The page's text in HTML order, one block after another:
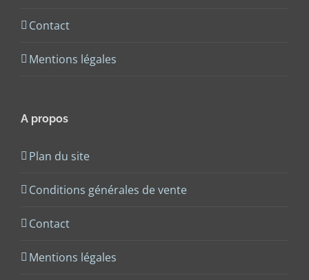
Contact
Mentions légales
A propos
Plan du site
Conditions générales de vente
Contact
Mentions légales